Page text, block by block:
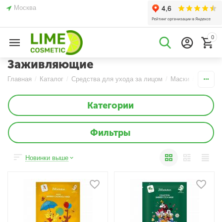
Москва
0
Заживляющие
Главная / Каталог / Средства для ухода за лицом / Маски
Категории
Фильтры
Новинки выше